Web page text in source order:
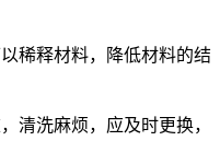
释材料，降低材料的结
洗麻烦，应及时更换，